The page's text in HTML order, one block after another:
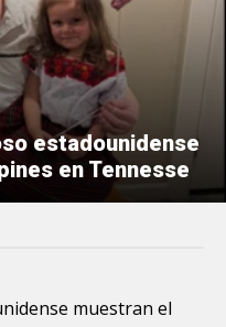
estadounidense
en Tennesse
muestran el